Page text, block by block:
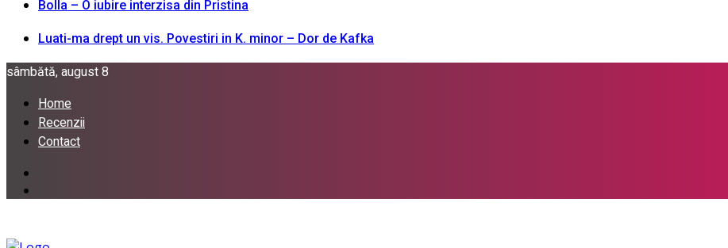
Bolla – O iubire interzisa din Pristina
Luati-ma drept un vis. Povestiri in K. minor – Dor de Kafka
sâmbătă, august 8
Home
Recenzii
Contact